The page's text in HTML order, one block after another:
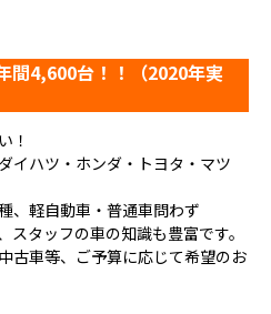
間4,600台！！（2020年実
！
イハツ・ホンダ・トヨタ・マツ
、軽自動車・普通車問わず
タッフの車の知識も豊富です。
古車等、ご予算に応じて希望のお